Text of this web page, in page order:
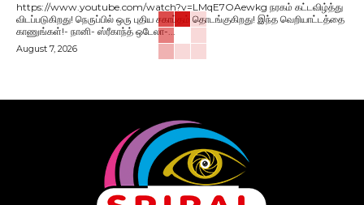
https://www.youtube.com/watch?v=LMqE7OAewkg நரகம் கட்டவிழ்த்து
விடப்படுகிறது! நெருப்பில் ஒரு புதிய சகாப்தம் தொடங்குகிறது! இந்த வெறியாட்டத்தை
காணுங்கள்!- நானி- ஸ்ரீகாந்த் ஒடேலா-...
August 7, 2026